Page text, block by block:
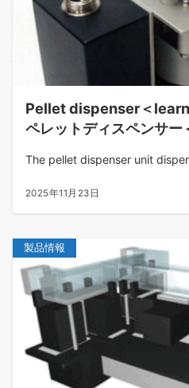
Pellet dispenser＜
ペレットディスペンサー
The pellet dispenser unit
2025年11月23日
製品情報